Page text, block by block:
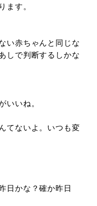
ます。
い赤ちゃんと同じな
しで判断するしかな
いいね。
てないよ。いつも変
日かな？確か昨日